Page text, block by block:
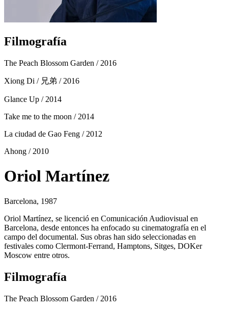
Filmografía
The Peach Blossom Garden / 2016
Xiong Di / 兄弟 / 2016
Glance Up / 2014
Take me to the moon / 2014
La ciudad de Gao Feng / 2012
Ahong / 2010
Oriol Martínez
Barcelona, 1987
Oriol Martínez, se licenció en Comunicación Audiovisual en
Barcelona, desde entonces ha enfocado su cinematografía en el
campo del documental. Sus obras han sido seleccionadas en
festivales como Clermont-Ferrand, Hamptons, Sitges, DOKer
Moscow entre otros.
Filmografía
The Peach Blossom Garden / 2016